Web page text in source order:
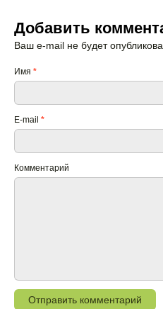
Добавить
Ваш e-mail не будет
Имя *
E-mail *
Комментарий